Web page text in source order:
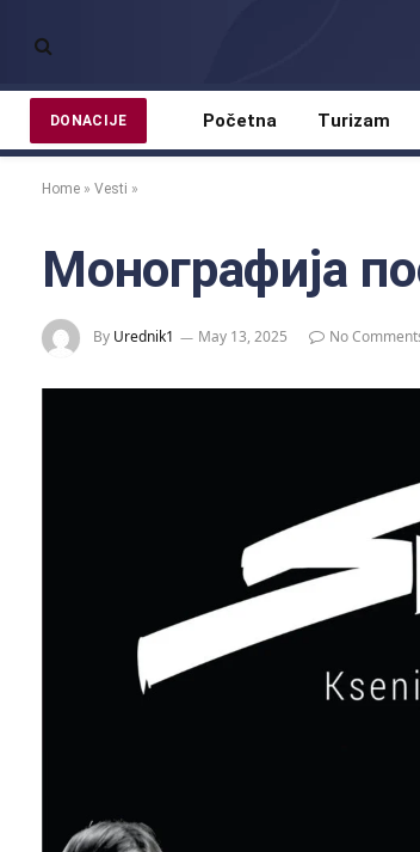
DONACIJE Početna Turizam
Home » Vesti »
Монографија
By Urednik1 May 13, 2025 No